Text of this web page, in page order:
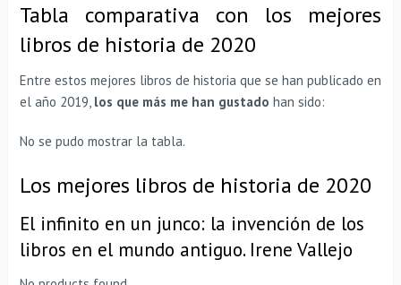
Tabla comparativa con los mejores
libros de historia de 2020
Entre estos mejores libros de historia que se han publicado en
el año 2019, los que más me han gustado han sido:
No se pudo mostrar la tabla.
Los mejores libros de historia de 2020
El infinito en un junco: la invención de los
libros en el mundo antiguo. Irene Vallejo